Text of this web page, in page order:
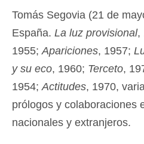
Tomás Segovia (21 de
España. La luz provisional,
1955;Apariciones, 1957;
y su eco, 1960; Terceto,
1954;Actitudes, 1970,
prólogos y colaboraciones
nacionales y extranjeros.